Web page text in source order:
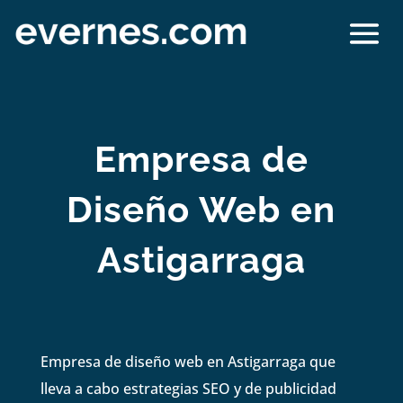
Empresa de
Diseño Web en
Astigarraga
Empresa de diseño web en Astigarraga que
lleva a cabo estrategias SEO y de publicidad